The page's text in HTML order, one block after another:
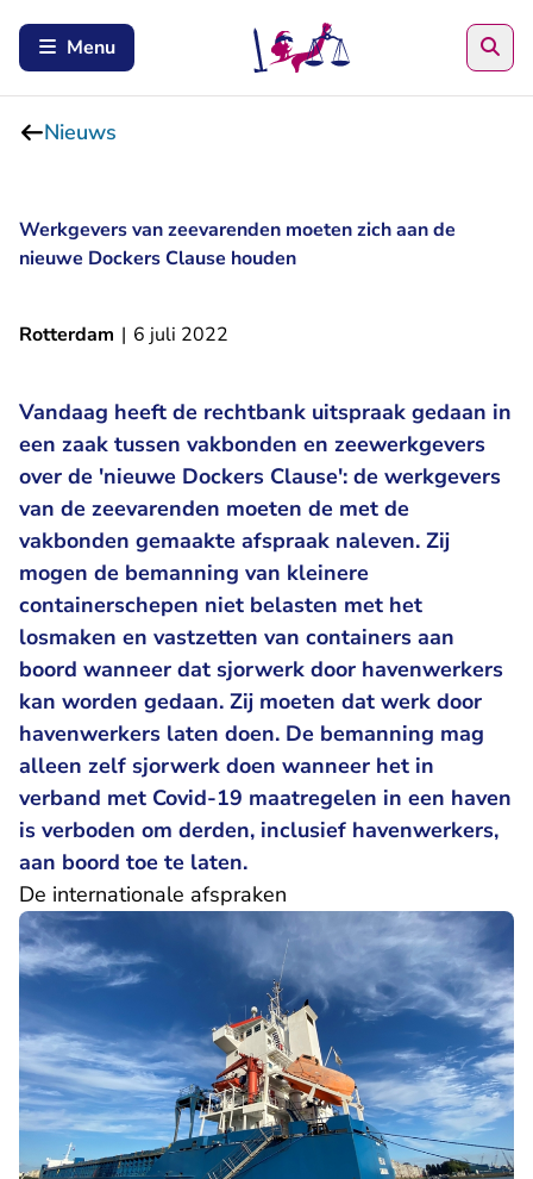
Menu
Nieuws
Werkgevers van zeevarenden moeten zich aan de
nieuwe Dockers Clause houden
Rotterdam | 6 juli 2022
Vandaag heeft de rechtbank uitspraak gedaan in
een zaak tussen vakbonden en zeewerkgevers
over de 'nieuwe Dockers Clause': de werkgevers
van de zeevarenden moeten de met de
vakbonden gemaakte afspraak naleven. Zij
mogen de bemanning van kleinere
containerschepen niet belasten met het
losmaken en vastzetten van containers aan
boord wanneer dat sjorwerk door havenwerkers
kan worden gedaan. Zij moeten dat werk door
havenwerkers laten doen. De bemanning mag
alleen zelf sjorwerk doen wanneer het in
verband met Covid-19 maatregelen in een haven
is verboden om derden, inclusief havenwerkers,
aan boord toe te laten.
De internationale afspraken